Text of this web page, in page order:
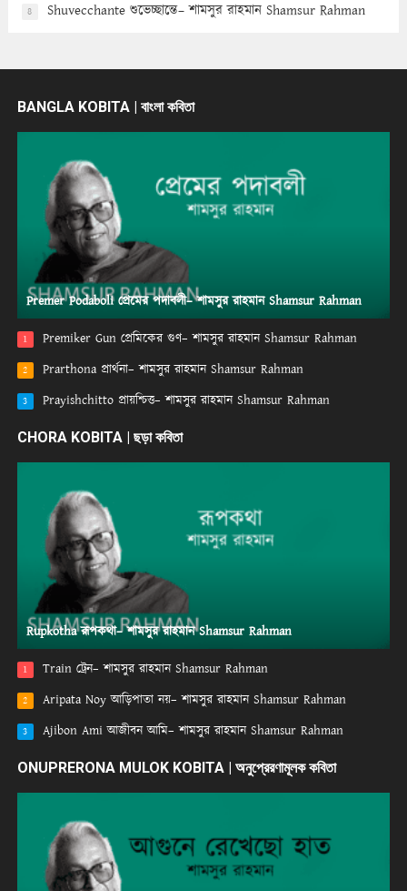
8 Shuvecchante শুভেচ্ছান্তে– শামসুর রাহমান Shamsur Rahman
BANGLA KOBITA | বাংলা কবিতা
Premer Podaboli প্রেমের পদাবলী– শামসুর রাহমান Shamsur Rahman
1 Premiker Gun প্রেমিকের গুণ– শামসুর রাহমান Shamsur Rahman
2 Prarthona প্রার্থনা– শামসুর রাহমান Shamsur Rahman
3 Prayishchitto প্রায়শ্চিত্ত– শামসুর রাহমান Shamsur Rahman
CHORA KOBITA | ছড়া কবিতা
Rupkotha রূপকথা– শামসুর রাহমান Shamsur Rahman
1 Train ট্রেন– শামসুর রাহমান Shamsur Rahman
2 Aripata Noy আড়িপাতা নয়– শামসুর রাহমান Shamsur Rahman
3 Ajibon Ami আজীবন আমি– শামসুর রাহমান Shamsur Rahman
ONUPRERONA MULOK KOBITA | অনুপ্রেরণামূলক কবিতা